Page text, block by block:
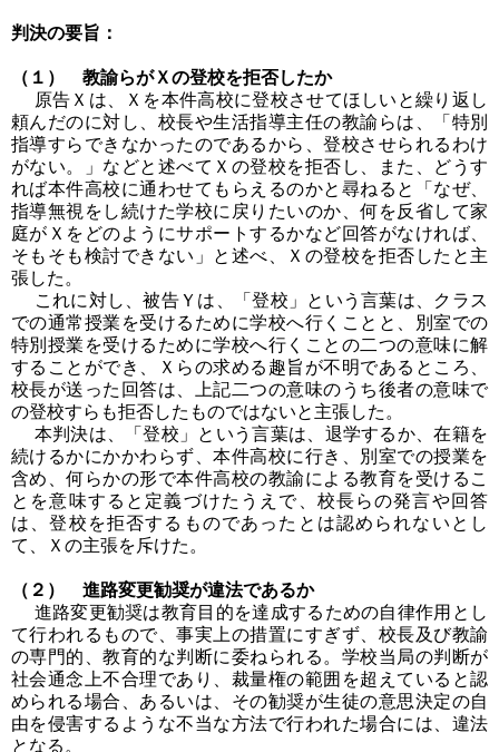
判決の要旨：
（１） 教諭らがＸの登校を拒否したか
原告Ｘは、Ｘを本件高校に登校させてほしいと繰り返し
頼んだのに対し、校長や生活指導主任の教諭らは、「特別
指導すらできなかったのであるから、登校させられるわけ
がない。」などと述べてＸの登校を拒否し、また、どうす
れば本件高校に通わせてもらえるのかと尋ねると「なぜ、
指導無視をし続けた学校に戻りたいのか、何を反省して家
庭がＸをどのようにサポートするかなど回答がなければ、
そもそも検討できない」と述べ、Ｘの登校を拒否したと主
張した。
これに対し、被告Ｙは、「登校」という言葉は、クラス
での通常授業を受けるために学校へ行くことと、別室での
特別授業を受けるために学校へ行くことの二つの意味に解
することができ、Ｘらの求める趣旨が不明であるところ、
校長が送った回答は、上記二つの意味のうち後者の意味で
の登校すらも拒否したものではないと主張した。
本判決は、「登校」という言葉は、退学するか、在籍を
続けるかにかかわらず、本件高校に行き、別室での授業を
含め、何らかの形で本件高校の教諭による教育を受けるこ
とを意味すると定義づけたうえで、校長らの発言や回答
は、登校を拒否するものであったとは認められないとし
て、Ｘの主張を斥けた。
（２） 進路変更勧奨が違法であるか
進路変更勧奨は教育目的を達成するための自律作用とし
て行われるもので、事実上の措置にすぎず、校長及び教諭
の専門的、教育的な判断に委ねられる。学校当局の判断が
社会通念上不合理であり、裁量権の範囲を超えていると認
められる場合、あるいは、その勧奨が生徒の意思決定の自
由を侵害するような不当な方法で行われた場合には、違法
となる。